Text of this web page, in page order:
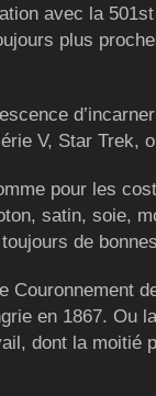
avec la
plus
V, Star Trek,
pour les
satin, soie,
de
Couronnement
en 1867. Ou
dont la moitié